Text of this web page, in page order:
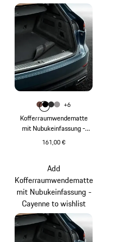
Kofferraumwendematte
mit Nubukeinfassung -
Cayenne
161,00 €
Farbe
Farbetrüffelbraun
Farbe schwarz
Farbeachatgrau
Farbe
+6
Add
Kofferraumwendematte
mit Nubukeinfassung -
Cayenne to wishlist